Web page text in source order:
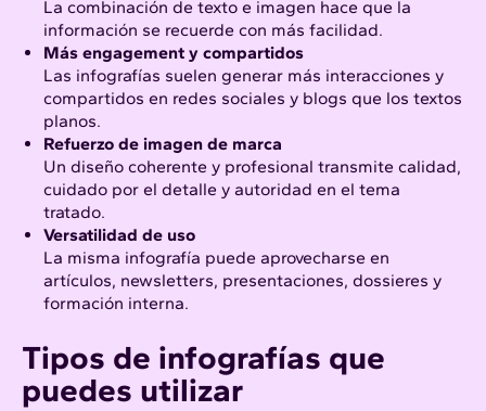
La combinación de texto e imagen hace que la
información se recuerde con más facilidad.
Más engagement y compartidos
Las infografías suelen generar más interacciones y
compartidos en redes sociales y blogs que los textos
planos.
Refuerzo de imagen de marca
Un diseño coherente y profesional transmite calidad,
cuidado por el detalle y autoridad en el tema
tratado.
Versatilidad de uso
La misma infografía puede aprovecharse en
artículos, newsletters, presentaciones, dossieres y
formación interna.
Tipos de infografías que
puedes utilizar